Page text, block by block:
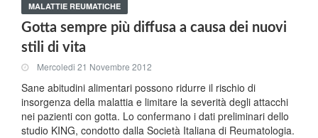
MALATTIE REUMATICHE
Gotta sempre più diffusa a causa dei nuovi
stili di vita
Mercoledi 21 Novembre 2012
Sane abitudini alimentari possono ridurre il rischio di
insorgenza della malattia e limitare la severità degli attacchi
nei pazienti con gotta. Lo confermano i dati preliminari dello
studio KING, condotto dalla Società Italiana di Reumatologia.